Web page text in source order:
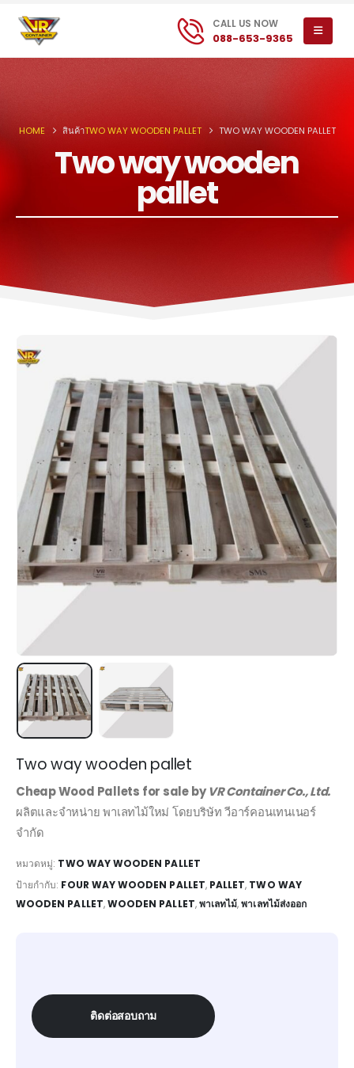
CALL US NOW
088-653-9365
HOME สินค้าTWO WAY WOODEN PALLET TWO WAY WOODEN PALLET
Two way wooden
pallet
Two way wooden pallet
Cheap Wood Pallets for sale byVR Container Co., Ltd.
ผลิตและจำหน่าย พาเลทไม้ใหม่ โดยบริษัท วีอาร์คอนเทนเนอร์
จำกัด
หมวดหมู่: TWO WAY WOODEN PALLET
ป้ายกำกับ: FOUR WAY WOODEN PALLET, PALLET, TWO WAY
WOODEN PALLET,WOODEN PALLET,พาเลทไม้,พาเลทไม้ส่งออก
ติดต่อสอบถาม